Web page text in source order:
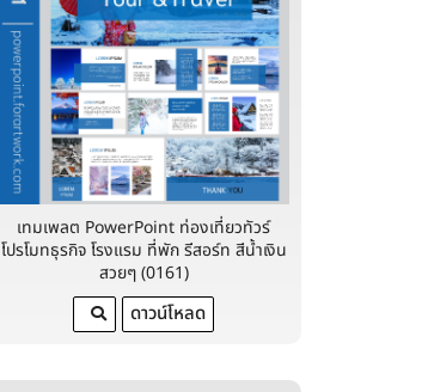
เทมเพลต PowerPoint ท่องเที่ยวทัวร์
โปรโมทธุรกิจ โรงแรม ที่พัก รีสอร์ท สีน้ำเงิน
สวยๆ (0161)
ดาวน์โหลด